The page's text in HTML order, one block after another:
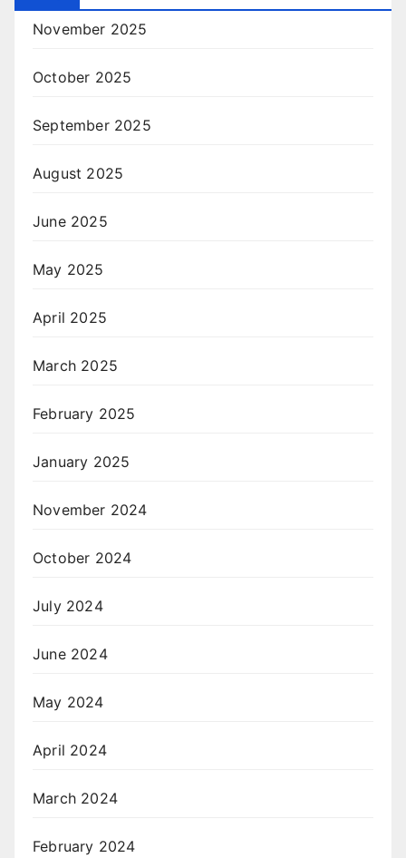
November 2025
October 2025
September 2025
August 2025
June 2025
May 2025
April 2025
March 2025
February 2025
January 2025
November 2024
October 2024
July 2024
June 2024
May 2024
April 2024
March 2024
February 2024